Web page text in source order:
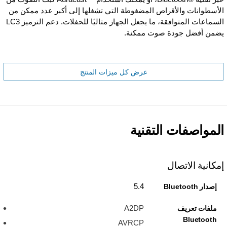
الأسطوانات والأقراص المضغوطة التي تشغلها إلى أكبر عدد ممكن من
السماعات المتوافقة، ما يجعل الجهاز مثاليًا للحفلات. دعم الترميز LC3
يضمن أفضل جودة صوت ممكنة.
عرض كل ميزات المنتج
المواصفات التقنية
إمكانية الاتصال
إصدار Bluetooth 5.4
ملفات تعريف
Bluetooth
A2DP
AVRCP